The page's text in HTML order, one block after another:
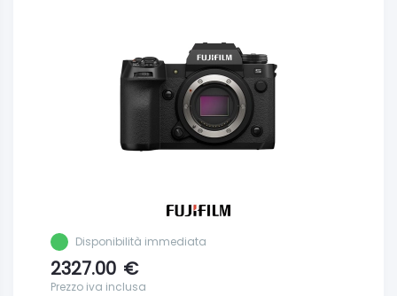
Disponibilità immediata
2327.00 €
Prezzo iva inclusa